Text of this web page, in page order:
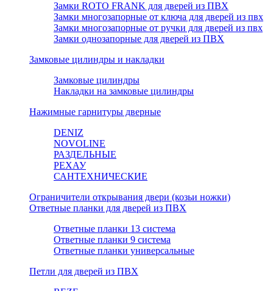
Замки ROTO FRANK для дверей из ПВХ
Замки многозапорные от ключа для дверей из пвх
Замки многозапорные от ручки для дверей из пвх
Замки однозапорные для дверей из ПВХ
Замковые цилиндры и накладки
Замковые цилиндры
Накладки на замковые цилиндры
Нажимные гарнитуры дверные
DENIZ
NOVOLINE
РАЗДЕЛЬНЫЕ
РЕХАУ
САНТЕХНИЧЕСКИЕ
Ограничители открывания двери (козьи ножки)
Ответные планки для дверей из ПВХ
Ответные планки 13 система
Ответные планки 9 система
Ответные планки универсальные
Петли для дверей из ПВХ